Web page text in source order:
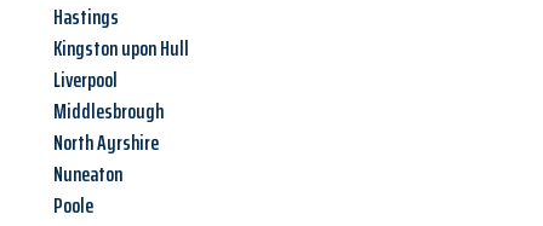
Hastings
Kingston upon Hull
Liverpool
Middlesbrough
North Ayrshire
Nuneaton
Poole